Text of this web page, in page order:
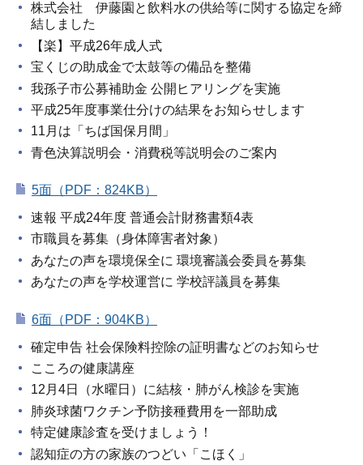
株式会社 伊藤園と飲料水の供給等に関する協定を締
結しました
【楽】平成26年成人式
宝くじの助成金で太鼓等の備品を整備
我孫子市公募補助金 公開ヒアリングを実施
平成25年度事業仕分けの結果をお知らせします
11月は「ちば国保月間」
青色決算説明会・消費税等説明会のご案内
5面（PDF：824KB）
速報 平成24年度 普通会計財務書類4表
市職員を募集（身体障害者対象）
あなたの声を環境保全に 環境審議会委員を募集
あなたの声を学校運営に 学校評議員を募集
6面（PDF：904KB）
確定申告 社会保険料控除の証明書などのお知らせ
こころの健康講座
12月4日（水曜日）に結核・肺がん検診を実施
肺炎球菌ワクチン予防接種費用を一部助成
特定健康診査を受けましょう！
認知症の方の家族のつどい「こほく」